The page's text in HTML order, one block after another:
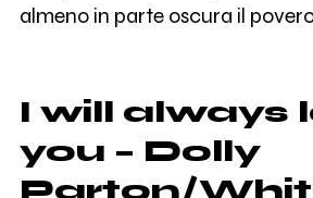
almeno in parte oscura il
I will always
you – Dolly
Parton/